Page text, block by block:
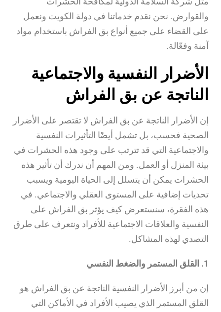
والقوارض. نحن نقدم خدماتنا في دولة الكويت ونعمل
على القضاء على جميع أنواع بق الفراش باستخدام مواد
آمنة وفعّالة.
الأضرار النفسية والاجتماعية
الناتجة عن بق الفراش
إن الأضرار الناتجة عن بق الفراش لا تقتصر على الأضرار
الصحية فحسب، بل تشمل أيضًا التأثيرات النفسية
والاجتماعية التي قد تترتب على وجود هذه الحشرات في
بيئة المنزل أو العمل. ومن المهم أن ندرك أن تأثير هذه
الحشرات يمكن أن يتسلل إلى الحياة اليومية ويسبب
تحديات إضافية على المستوى العقلي والاجتماعي. في
هذه الفقرة، سنستعرض كيف يؤثر بق الفراش على
النفسية والعلاقات الاجتماعية للأفراد ونتعرف على طرق
التصدي لهذه المشاكل.
1. القلق المستمر والضغط النفسي
إن من أبرز الأضرار النفسية الناتجة عن بق الفراش هو
القلق المستمر الذي يصيب الأفراد في الأماكن التي